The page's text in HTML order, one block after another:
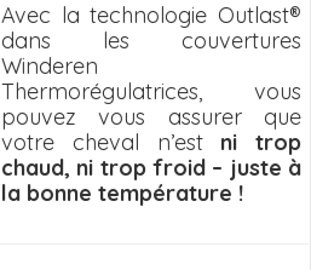
Avec la technologie Outlast®
dans les couvertures
Winderen
Thermorégulatrices, vous
pouvez vous assurer que
votre cheval n’est ni trop
chaud, ni trop froid – juste à
la bonne température !